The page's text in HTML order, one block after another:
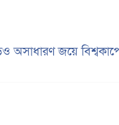
অসাধারণ জয়ে